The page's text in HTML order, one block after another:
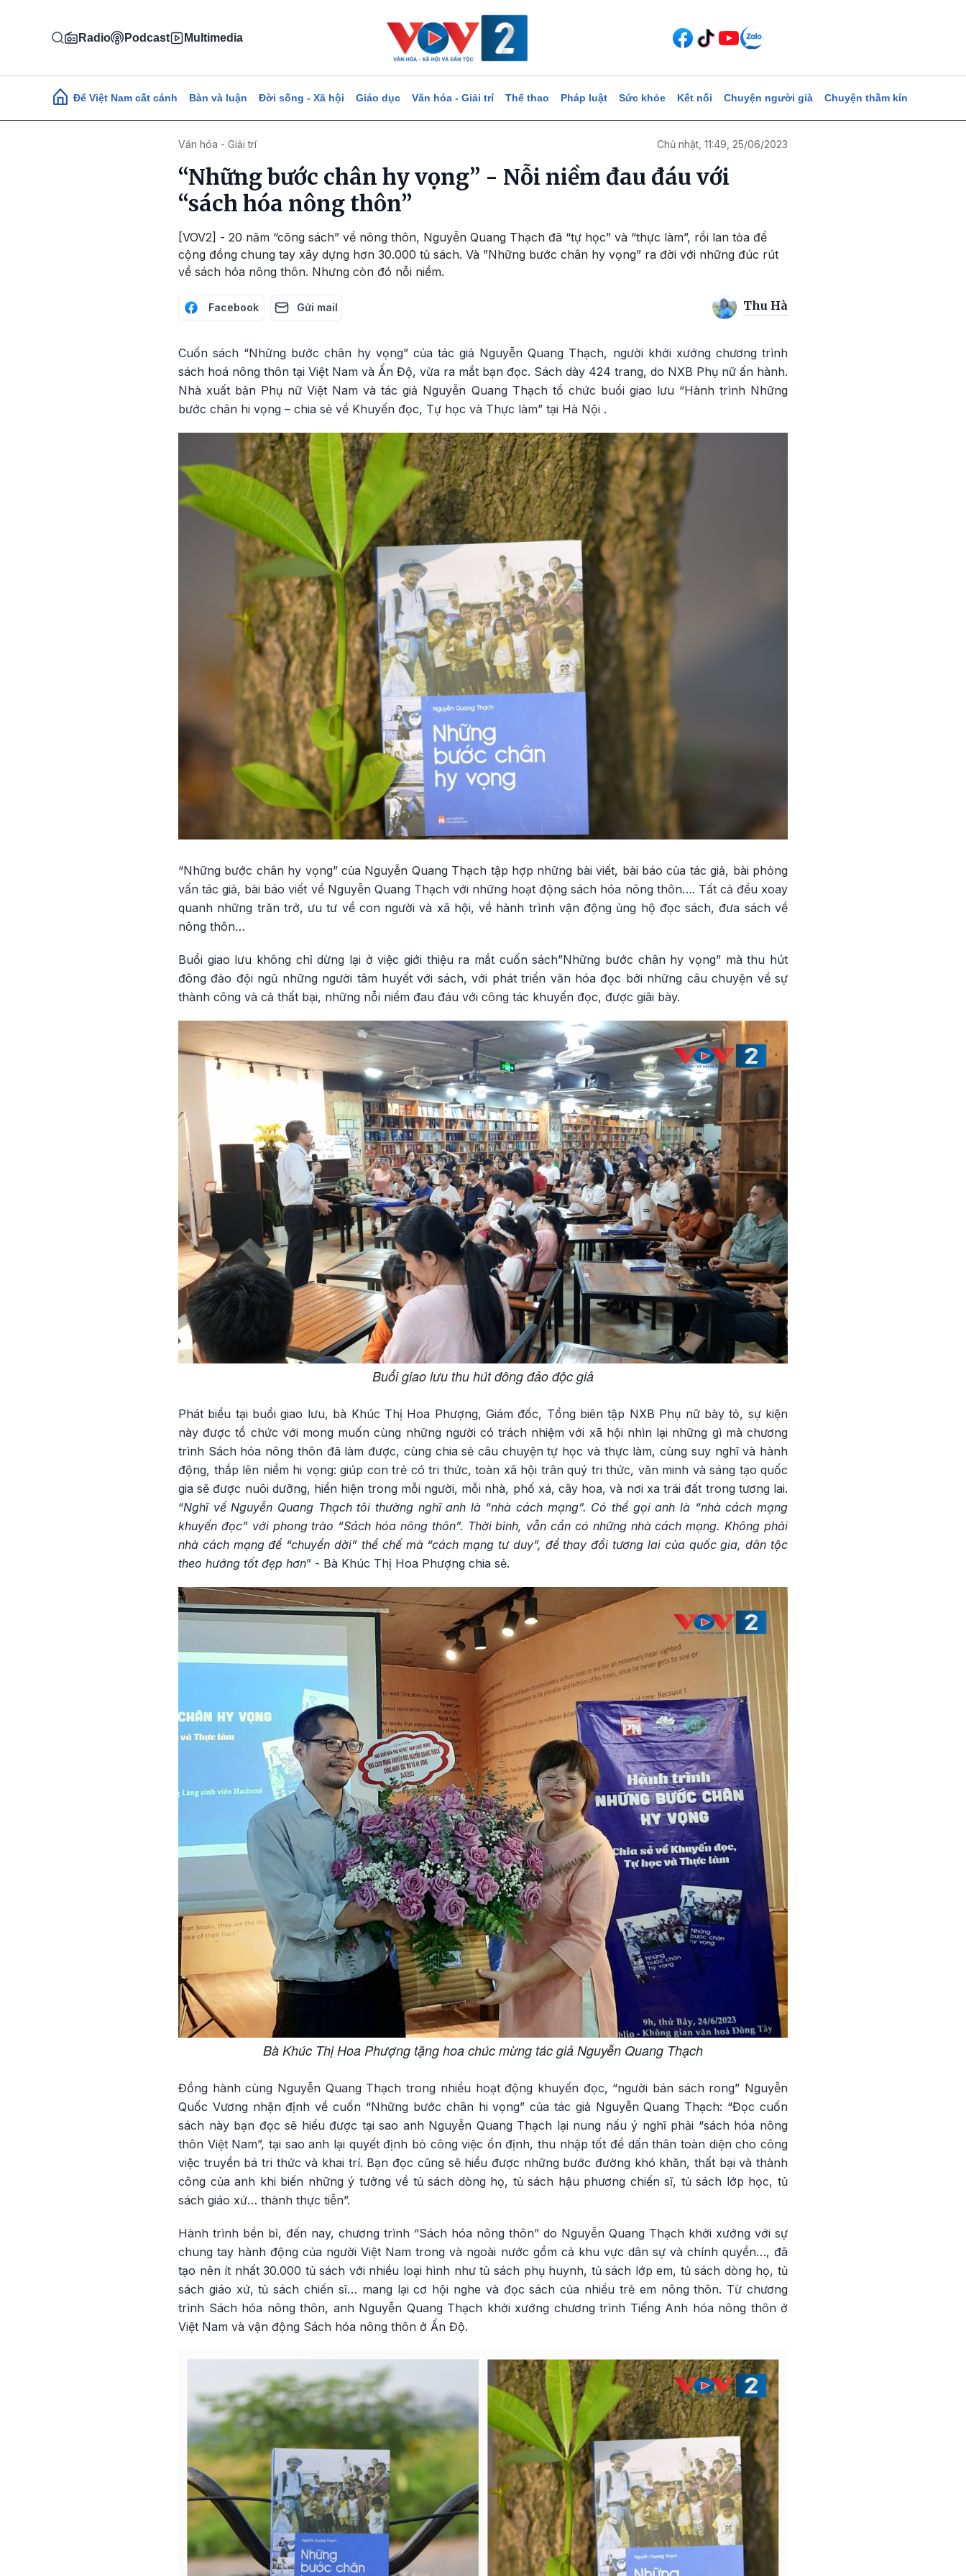
Radio Podcast Multimedia
Main navigation
Để Việt Nam cất cánh Bàn và luận Đời sống - Xã hội Giáo dục Văn hóa - Giải trí Thể thao Pháp luật Sức khỏe Kết nối Chuyện người già Chuyện thầm kín
Văn hóa - Giải trí Chủ nhật, 11:49, 25/06/2023
“Những bước chân hy vọng” - Nỗi niềm đau đáu với
“sách hóa nông thôn”
[VOV2] - 20 năm “cõng sách” về nông thôn, Nguyễn Quang Thạch đã “tự học” và “thực làm”, rồi lan tỏa để
cộng đồng chung tay xây dựng hơn 30.000 tủ sách. Và ”Những bước chân hy vọng” ra đời với những đúc rút
về sách hóa nông thôn. Nhưng còn đó nỗi niềm.
Facebook Gửi mail Thu Hà
Cuốn sách “Những bước chân hy vọng” của tác giả Nguyễn Quang Thạch, người khởi xướng chương trình
sách hoá nông thôn tại Việt Nam và Ấn Độ, vừa ra mắt bạn đọc. Sách dày 424 trang, do NXB Phụ nữ ấn hành.
Nhà xuất bản Phụ nữ Việt Nam và tác giả Nguyễn Quang Thạch tổ chức buổi giao lưu “Hành trình Những
bước chân hi vọng – chia sẻ về Khuyến đọc, Tự học và Thực làm” tại Hà Nội .
“Những bước chân hy vọng” của Nguyễn Quang Thạch tập hợp những bài viết, bài báo của tác giả, bài phỏng
vấn tác giả, bài báo viết về Nguyễn Quang Thạch với những hoạt động sách hóa nông thôn…. Tất cả đều xoay
quanh những trăn trở, ưu tư về con người và xã hội, về hành trình vận động ủng hộ đọc sách, đưa sách về
nông thôn…
Buổi giao lưu không chỉ dừng lại ở việc giới thiệu ra mắt cuốn sách”Những bước chân hy vọng” mà thu hút
đông đảo đội ngũ những người tâm huyết với sách, với phát triển văn hóa đọc bởi những câu chuyện về sự
thành công và cả thất bại, những nỗi niềm đau đáu với công tác khuyến đọc, được giãi bày.
Buổi giao lưu thu hút đông đảo độc giả
Phát biểu tại buổi giao lưu, bà Khúc Thị Hoa Phượng, Giám đốc, Tổng biên tập NXB Phụ nữ bày tỏ, sự kiện
này được tổ chức với mong muốn cùng những người có trách nhiệm với xã hội nhìn lại những gì mà chương
trình Sách hóa nông thôn đã làm được, cùng chia sẻ câu chuyện tự học và thực làm, cùng suy nghĩ và hành
động, thắp lên niềm hi vọng: giúp con trẻ có tri thức, toàn xã hội trân quý tri thức, văn minh và sáng tạo quốc
gia sẽ được nuôi dưỡng, hiển hiện trong mỗi người, mỗi nhà, phố xá, cây hoa, và nơi xa trái đất trong tương lai.
“Nghĩ về Nguyễn Quang Thạch tôi thường nghĩ anh là “nhà cách mạng”. Có thể gọi anh là “nhà cách mạng
khuyến đọc” với phong trào “Sách hóa nông thôn”. Thời bình, vẫn cần có những nhà cách mạng. Không phải
nhà cách mạng để “chuyển dời” thể chế mà “cách mạng tư duy”, để thay đổi tương lai của quốc gia, dân tộc
theo hướng tốt đẹp hơn” - Bà Khúc Thị Hoa Phượng chia sẻ.
Bà Khúc Thị Hoa Phượng tặng hoa chúc mừng tác giả Nguyễn Quang Thạch
Đồng hành cùng Nguyễn Quang Thạch trong nhiều hoạt động khuyến đọc, “người bán sách rong” Nguyễn
Quốc Vương nhận định về cuốn “Những bước chân hi vọng” của tác giả Nguyễn Quang Thạch: “Đọc cuốn
sách này bạn đọc sẽ hiểu được tại sao anh Nguyễn Quang Thạch lại nung nấu ý nghĩ phải “sách hóa nông
thôn Việt Nam”, tại sao anh lại quyết định bỏ công việc ổn định, thu nhập tốt để dấn thân toàn diện cho công
việc truyền bá tri thức và khai trí. Bạn đọc cũng sẽ hiểu được những bước đường khó khăn, thất bại và thành
công của anh khi biến những ý tưởng về tủ sách dòng họ, tủ sách hậu phương chiến sĩ, tủ sách lớp học, tủ
sách giáo xứ… thành thực tiễn”.
Hành trình bền bỉ, đến nay, chương trình “Sách hóa nông thôn” do Nguyễn Quang Thạch khởi xướng với sự
chung tay hành động của người Việt Nam trong và ngoài nước gồm cả khu vực dân sự và chính quyền…, đã
tạo nên ít nhất 30.000 tủ sách với nhiều loại hình như tủ sách phụ huynh, tủ sách lớp em, tủ sách dòng họ, tủ
sách giáo xứ, tủ sách chiến sĩ… mang lại cơ hội nghe và đọc sách của nhiều trẻ em nông thôn. Từ chương
trình Sách hóa nông thôn, anh Nguyễn Quang Thạch khởi xướng chương trình Tiếng Anh hóa nông thôn ở
Việt Nam và vận động Sách hóa nông thôn ở Ấn Độ.